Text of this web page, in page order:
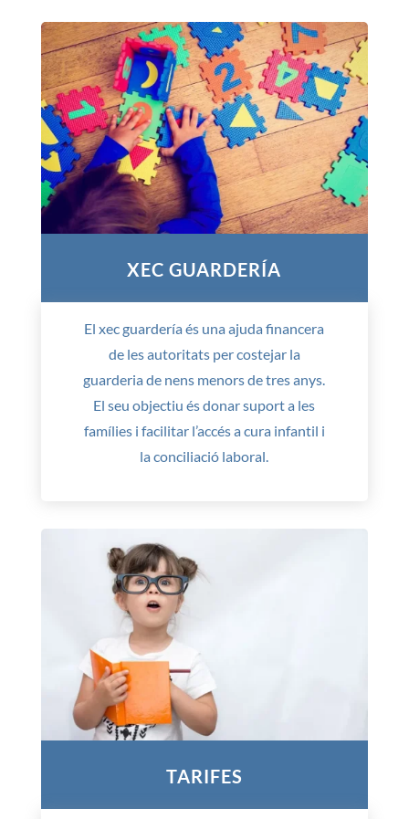
XEC GUARDERÍA
El xec guardería és una ajuda financera
de les autoritats per costejar la
guarderia de nens menors de tres anys.
El seu objectiu és donar suport a les
famílies i facilitar l’accés a cura infantil i
la conciliació laboral.
TARIFES